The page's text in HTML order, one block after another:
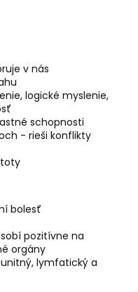
v nás
logické myslenie,
schopnosti
- rieši konflikty
bolesť
pozitívne na
orgány
lymfatický a